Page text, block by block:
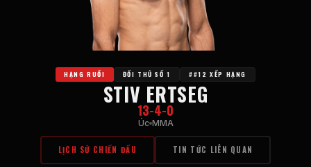
HẠNG RUỒI ĐỐI THỦ SỐ 1 ##12 XẾP HẠNG
STIV ERTSEG
13-4-0
Úc MMA
LỊCH SỬ CHIẾN ĐẤU TIN TỨC LIÊN QUAN